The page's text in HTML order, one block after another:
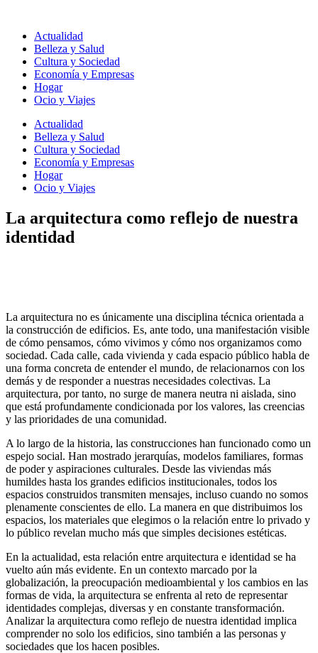
contenidoActualidad
Belleza y Salud
Cultura y Sociedad
Economía y Empresas
Hogar
Ocio y Viajes
Actualidad
Belleza y Salud
Cultura y Sociedad
Economía y Empresas
Hogar
Ocio y Viajes
La arquitectura como reflejo de nuestra
identidad
La arquitectura no es únicamente una disciplina técnica orientada a
la construcción de edificios. Es, ante todo, una manifestación visible
de cómo pensamos, cómo vivimos y cómo nos organizamos como
sociedad. Cada calle, cada vivienda y cada espacio público habla de
una forma concreta de entender el mundo, de relacionarnos con los
demás y de responder a nuestras necesidades colectivas. La
arquitectura, por tanto, no surge de manera neutra ni aislada, sino
que está profundamente condicionada por los valores, las creencias
y las prioridades de una comunidad.
A lo largo de la historia, las construcciones han funcionado como un
espejo social. Han mostrado jerarquías, modelos familiares, formas
de poder y aspiraciones culturales. Desde las viviendas más
humildes hasta los grandes edificios institucionales, todos los
espacios construidos transmiten mensajes, incluso cuando no somos
plenamente conscientes de ello. La manera en que distribuimos los
espacios, los materiales que elegimos o la relación entre lo privado y
lo público revelan mucho más que simples decisiones estéticas.
En la actualidad, esta relación entre arquitectura e identidad se ha
vuelto aún más evidente. En un contexto marcado por la
globalización, la preocupación medioambiental y los cambios en las
formas de vida, la arquitectura se enfrenta al reto de representar
identidades complejas, diversas y en constante transformación.
Analizar la arquitectura como reflejo de nuestra identidad implica
comprender no solo los edificios, sino también a las personas y
sociedades que los hacen posibles.